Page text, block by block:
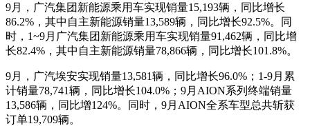
9月，广汽集团新能源乘用车实现销量15,193辆，同比增长
86.2%，其中自主新能源销量13,589辆，同比增长92.5%。同
时，1~9月广汽集团新能源乘用车实现销量91,462辆，同比增
长82.4%，其中自主新能源销量78,866辆，同比增长101.8%。
9月，广汽埃安实现销量13,581辆，同比增长96.0%；1-9月累
计销量78,741辆，同比增长104.0%；9月AION系列终端销量
13,586辆，同比增124%。同时，9月AION全系车型总共斩获
订单19,709辆。